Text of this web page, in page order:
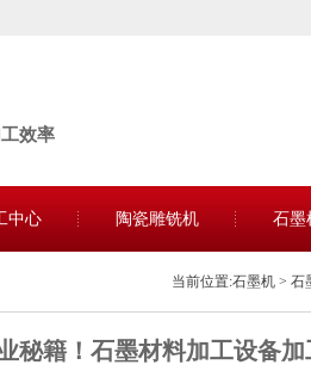
效率
中心 陶瓷雕铣机 石墨
当前位置:石墨机 > 石
秘籍！石墨材料加工设备加